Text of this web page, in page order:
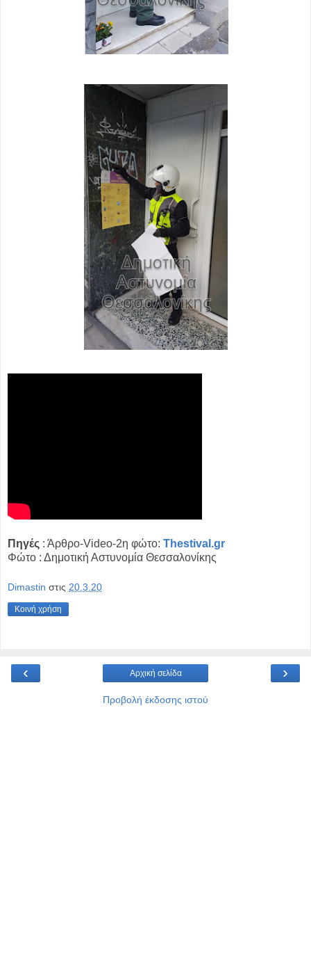
Πηγές : Άρθρο-Video-2η φώτο: Thestival.gr
Φώτο : Δημοτική Αστυνομία Θεσσαλονίκης
Dimastin στις 20.3.20
Κοινή χρήση
‹ ›
Αρχική σελίδα
Προβολή έκδοσης ιστού